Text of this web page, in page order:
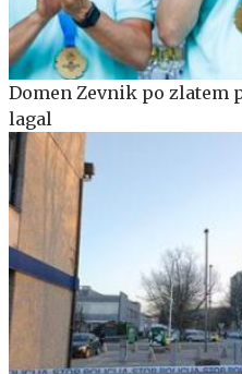
Domen Zevnik po zlatem
lagal